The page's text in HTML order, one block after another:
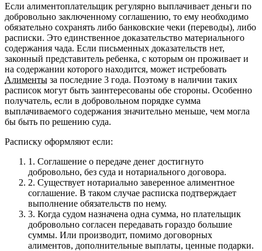
Если алиментоплательщик регулярно выплачивает деньги по
добровольно заключенному соглашению, то ему необходимо
обязательно сохранять либо банковские чеки (переводы), либо
расписки. Это единственное доказательство материального
содержания чада. Если письменных доказательств нет,
законный представитель ребенка, с которым он проживает и
на содержании которого находится, может истребовать
Алименты за последние 3 года. Поэтому в наличии таких
расписок могут быть заинтересованы обе стороны. Особенно
получатель, если в добровольном порядке сумма
выплачиваемого содержания значительно меньше, чем могла
бы быть по решению суда.
Расписку оформляют если:
1. Соглашение о передаче денег достигнуто
добровольно, без суда и нотариального договора.
2. Существует нотариально заверенное алиментное
соглашение. В таком случае расписка подтверждает
выполнение обязательств по нему.
3. Когда судом назначена одна сумма, но плательщик
добровольно согласен передавать гораздо большие
суммы. Или производит, помимо договорных
алиментов, дополнительные выплаты, ценные подарки.